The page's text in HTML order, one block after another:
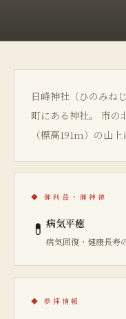
日峰神社（ひのみね
町にある神社。 市の
（標高191m）の山上
◆ 御利益・御神徳
💊 病気平癒
病気回復・健康長寿
◆ 参拝情報